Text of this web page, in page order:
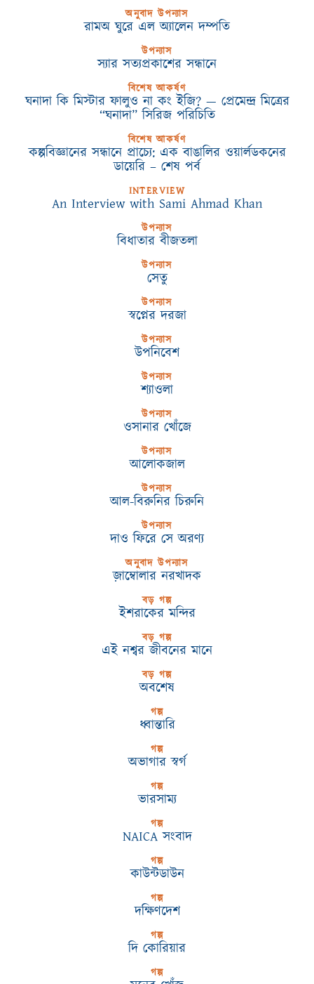
অনুবাদ উপন্যাস
রামঅ ঘুরে এল অ্যালেন দম্পতি
উপন্যাস
স্যার সত্যপ্রকাশের সন্ধানে
বিশেষ আকর্ষণ
ঘনাদা কি মিস্টার ফালুও না কং ইজি? — প্রেমেন্দ্র মিত্রের
“ঘনাদা” সিরিজ পরিচিতি
বিশেষ আকর্ষণ
কল্পবিজ্ঞানের সন্ধানে প্রাচ্যে: এক বাঙালির ওয়ার্লডকনের
ডায়েরি – শেষ পর্ব
INTERVIEW
An Interview with Sami Ahmad Khan
উপন্যাস
বিধাতার বীজতলা
উপন্যাস
সেতু
উপন্যাস
স্বপ্নের দরজা
উপন্যাস
উপনিবেশ
উপন্যাস
শ্যাওলা
উপন্যাস
ওসানার খোঁজে
উপন্যাস
আলোকজাল
উপন্যাস
আল-বিরুনির চিরুনি
উপন্যাস
দাও ফিরে সে অরণ্য
অনুবাদ উপন্যাস
জ়াম্বোলার নরখাদক
বড় গল্প
ইশরাকের মন্দির
বড় গল্প
এই নশ্বর জীবনের মানে
বড় গল্প
অবশেষ
গল্প
ধ্বান্তারি
গল্প
অভাগার স্বর্গ
গল্প
ভারসাম্য
গল্প
NAICA সংবাদ
গল্প
কাউন্টডাউন
গল্প
দক্ষিণদেশ
গল্প
দি কোরিয়ার
গল্প